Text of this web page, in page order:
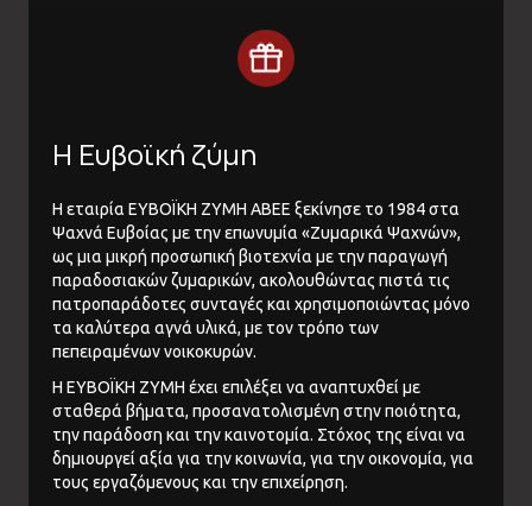
Η Ευβοϊκή ζύμη
Η εταιρία ΕΥΒΟΪΚΗ ΖΥΜΗ ΑΒΕΕ ξεκίνησε το 1984 στα
Ψαχνά Ευβοίας με την επωνυμία «Ζυμαρικά Ψαχνών»,
ως μια μικρή προσωπική βιοτεχνία με την παραγωγή
παραδοσιακών ζυμαρικών, ακολουθώντας πιστά τις
πατροπαράδοτες συνταγές και χρησιμοποιώντας μόνο
τα καλύτερα αγνά υλικά, με τον τρόπο των
πεπειραμένων νοικοκυρών.
Η ΕΥΒΟΪΚΗ ΖΥΜΗ έχει επιλέξει να αναπτυχθεί με
σταθερά βήματα, προσανατολισμένη στην ποιότητα,
την παράδοση και την καινοτομία. Στόχος της είναι να
δημιουργεί αξία για την κοινωνία, για την οικονομία, για
τους εργαζόμενους και την επιχείρηση.